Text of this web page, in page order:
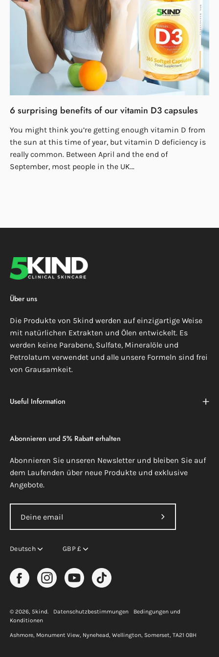
6 surprising benefits of our vitamin D3 capsules
You might think you’re getting enough vitamin D from
the sun at this time of year, but vitamin D deficiency is
really common. Between April and the end of
September, most people in the UK...
Über uns
Die Produkte von 5kind werden auf einzigartige Weise
mit natürlichen Extrakten und Ölen entwickelt. Es
werden keine Parabene, Sulfate, Mineralöle und
Petrolatum verwendet und alle unsere Formeln sind frei
von Grausamkeit.
Useful Information
Abonnieren und 5% Rabatt erhalten
Abonnieren Sie unseren Newsletter und bleiben Sie auf
dem Laufenden über neue Produkte und exklusive
Angebote.
Abonniere
Sprache
Deutsch Währung
GBP £
© 2026, 5kind. Datenschutzbestimmungen
Bedingungen und
Konditionen
Ashmore, Monument View, Nynehead, Wellington, Somerset, TA21 0BH